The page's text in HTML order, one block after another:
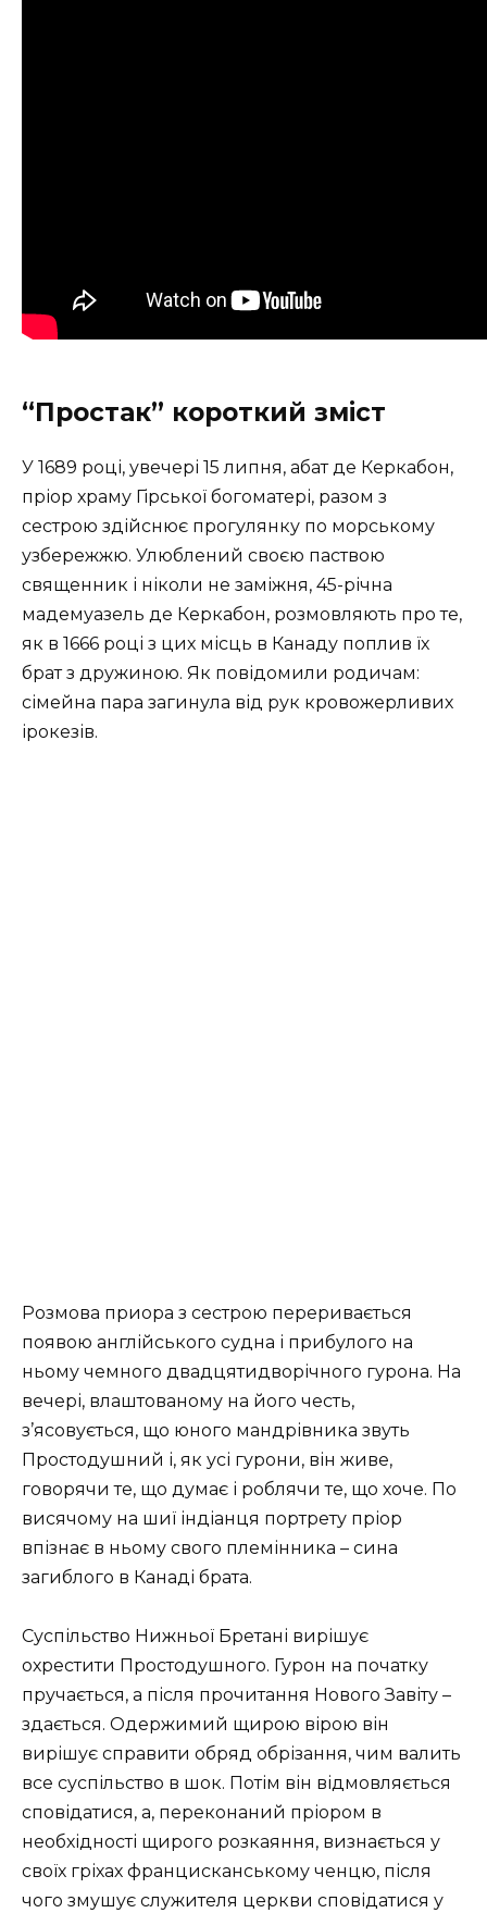
“Простак” короткий зміст
У 1689 році, увечері 15 липня, абат де Керкабон,
пріор храму Гірської богоматері, разом з
сестрою здійснює прогулянку по морському
узбережжю. Улюблений своєю паствою
священник і ніколи не заміжня, 45-річна
мадемуазель де Керкабон, розмовляють про те,
як в 1666 році з цих місць в Канаду поплив їх
брат з дружиною. Як повідомили родичам:
сімейна пара загинула від рук кровожерливих
ірокезів.
Розмова приора з сестрою переривається
появою англійського судна і прибулого на
ньому чемного двадцятидворічного гурона. На
вечері, влаштованому на його честь,
з’ясовується, що юного мандрівника звуть
Простодушний і, як усі гурони, він живе,
говорячи те, що думає і роблячи те, що хоче. По
висячому на шиї індіанця портрету пріор
впізнає в ньому свого племінника – сина
загиблого в Канаді брата.
Суспільство Нижньої Бретані вирішує
охрестити Простодушного. Гурон на початку
пручається, а після прочитання Нового Завіту –
здається. Одержимий щирою вірою він
вирішує справити обряд обрізання, чим валить
все суспільство в шок. Потім він відмовляється
сповідатися, а, переконаний пріором в
необхідності щирого розкаяння, визнається у
своїх гріхах францисканському ченцю, після
чого змушує служителя церкви сповідатися у